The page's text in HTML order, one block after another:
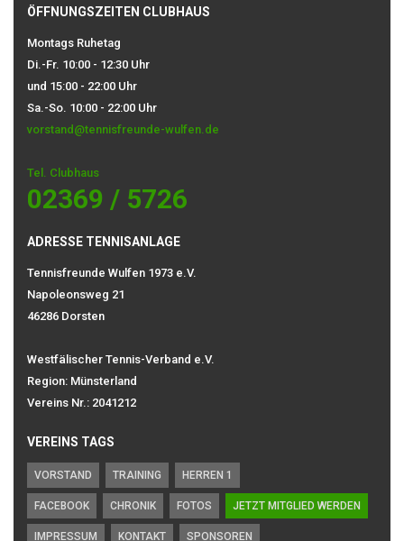
ÖFFNUNGSZEITEN CLUBHAUS
Montags Ruhetag
Di.-Fr. 10:00 - 12:30 Uhr
und 15:00 - 22:00 Uhr
Sa.-So. 10:00 - 22:00 Uhr
vorstand@tennisfreunde-wulfen.de
Tel. Clubhaus
02369 / 5726
ADRESSE TENNISANLAGE
Tennisfreunde Wulfen 1973 e.V.
Napoleonsweg 21
46286 Dorsten
Westfälischer Tennis-Verband e.V.
Region: Münsterland
Vereins Nr.: 2041212
VEREINS TAGS
VORSTAND TRAINING HERREN 1
FACEBOOK CHRONIK FOTOS JETZT MITGLIED WERDEN
IMPRESSUM KONTAKT SPONSOREN